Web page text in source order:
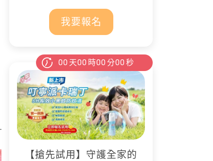
我要報名
00 天00 時00 分00 秒
【搶先試用】守護全家的